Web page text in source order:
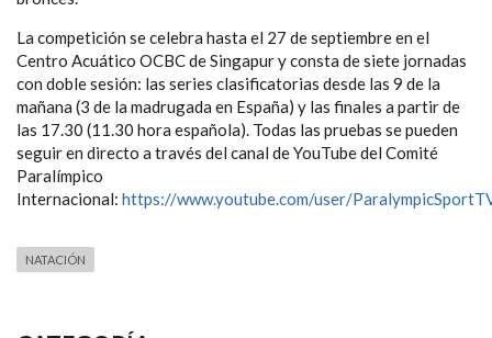
La competición se celebra hasta el 27 de septiembre en el
Centro Acuático OCBC de Singapur y consta de siete jornadas
con doble sesión: las series clasificatorias desde las 9 de la
mañana (3 de la madrugada en España) y las finales a partir de
las 17.30 (11.30 hora española). Todas las pruebas se pueden
seguir en directo a través del canal de YouTube del Comité
Paralímpico
Internacional: https://www.youtube.com/user/
NATACIÓN